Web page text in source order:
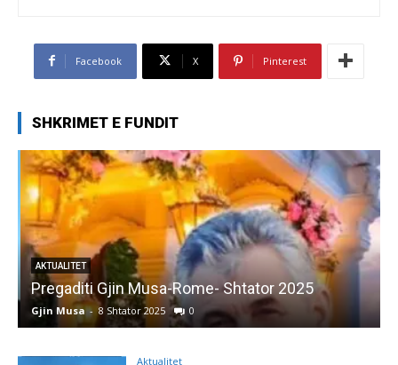
Facebook X Pinterest
SHKRIMET E FUNDIT
AKTUALITET
Pregaditi Gjin Musa-Rome- Shtator 2025
Gjin Musa - 8 Shtator 2025 0
Aktualitet